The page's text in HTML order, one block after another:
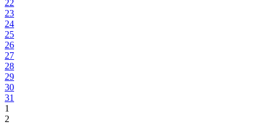
22
23
24
25
26
27
28
29
30
31
1
2